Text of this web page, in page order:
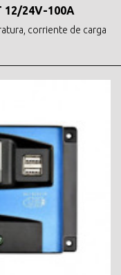
12/24V-100A
corriente de carga